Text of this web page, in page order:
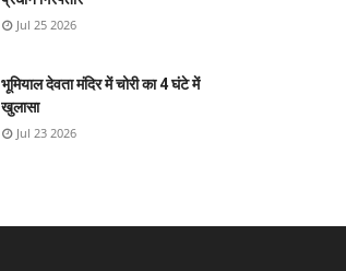
Jul 25 2026
भूमियाल देवता मंदिर में चोरी का 4 घंटे में
खुलासा
Jul 23 2026